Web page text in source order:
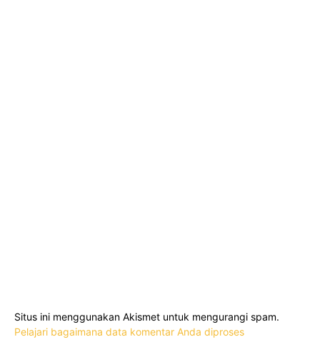
Situs ini menggunakan Akismet untuk mengurangi spam.
Pelajari bagaimana data komentar Anda diproses